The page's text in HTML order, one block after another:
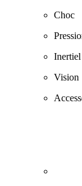
Choc
Inertiel
Vision